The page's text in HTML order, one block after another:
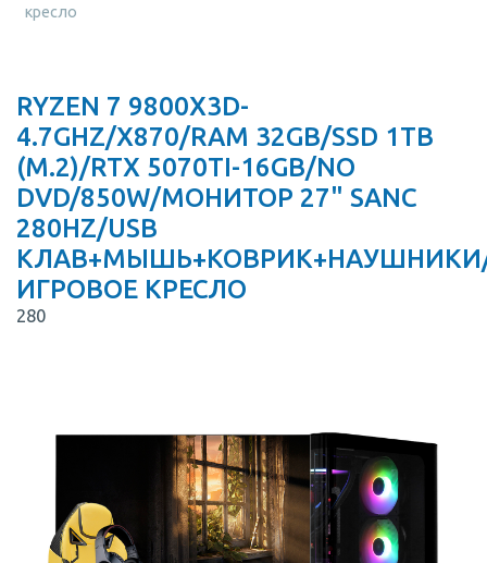
кресло
RYZEN 7 9800X3D-
4.7GHZ/X870/RAM 32GB/SSD 1TB
(M.2)/RTX 5070TI-16GB/NO
DVD/850W/МОНИТОР 27" SANC
280HZ/USB
ИГРОВОЕ КРЕСЛО
280